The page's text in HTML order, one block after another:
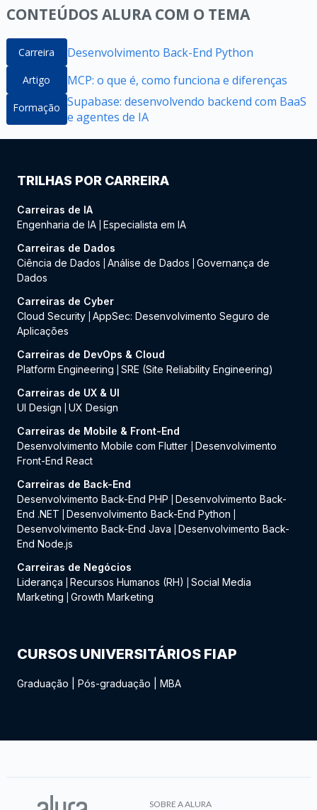
CONTEÚDOS ALURA COM O TEMA
Carreira Desenvolvimento Back-End Python
Artigo MCP: o que é, como funciona e diferenças
Formação Supabase: desenvolvendo backend com BaaS
e agentes de IA
TRILHAS POR CARREIRA
Carreiras de IA
Engenharia de IA Especialista em IA
Carreiras de Dados
Ciência de Dados
Análise de Dados
Governança de
Dados
Carreiras de Cyber
Cloud Security AppSec: Desenvolvimento Seguro de
Aplicações
Carreiras de DevOps & Cloud
Platform Engineering
SRE (Site Reliability Engineering)
Carreiras de UX & UI
UI Design
UX Design
Carreiras de Mobile & Front-End
Desenvolvimento Mobile com Flutter
Desenvolvimento
Front-End React
Carreiras de Back-End
Desenvolvimento Back-End PHP
Desenvolvimento Back-
End .NET
Desenvolvimento Back-End Python
Desenvolvimento Back-End Java
Desenvolvimento Back-
End Node.js
Carreiras de Negócios
Liderança
Recursos Humanos (RH)
Social Media
Marketing
Growth Marketing
CURSOS UNIVERSITÁRIOS FIAP
Graduação Pós-graduação MBA
SOBRE A ALURA